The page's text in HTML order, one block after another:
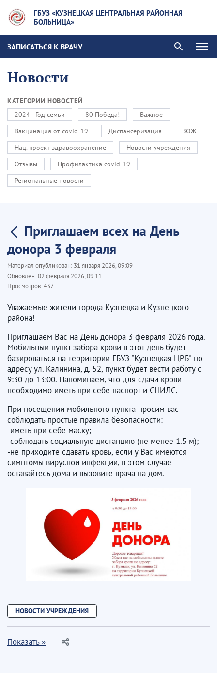
ГБУЗ «КУЗНЕЦКАЯ ЦЕНТРАЛЬНАЯ РАЙОННАЯ
БОЛЬНИЦА»
ЗАПИСАТЬСЯ К ВРАЧУ
Новости
КАТЕГОРИИ НОВОСТЕЙ
2024 - Год семьи
80 Победа!
Важное
Вакцинация от covid-19
Диспансеризация
ЗОЖ
Нац. проект здравоохранение
Новости учреждения
Отзывы
Профилактика covid-19
Региональные новости
Приглашаем всех на День
донора 3 февраля
Материал опубликован: 31 января 2026, 09:09
Обновлён:02 февраля 2026, 09:11
Просмотров:437
Уважаемые жители города Кузнецка и Кузнецкого
района!
Приглашаем Вас на День донора 3 февраля 2026 года.
Мобильный пункт забора крови в этот день будет
базироваться на территории ГБУЗ "Кузнецкая ЦРБ" по
адресу ул. Калинина, д. 52, пункт будет вести работу с
9:30 до 13:00. Напоминаем, что для сдачи крови
необходимо иметь при себе паспорт и СНИЛС.
При посещении мобильного пункта просим вас
соблюдать простые правила безопасности:
-иметь при себе маску;
-соблюдать социальную дистанцию (не менее 1.5 м);
-не приходите сдавать кровь, если у Вас имеются
симптомы вирусной инфекции, в этом случае
оставайтесь дома и вызовите врача на дом.
НОВОСТИ УЧРЕЖДЕНИЯ
Показать »